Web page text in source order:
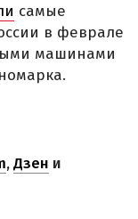
самые
в феврале
машинами
,Дзен и